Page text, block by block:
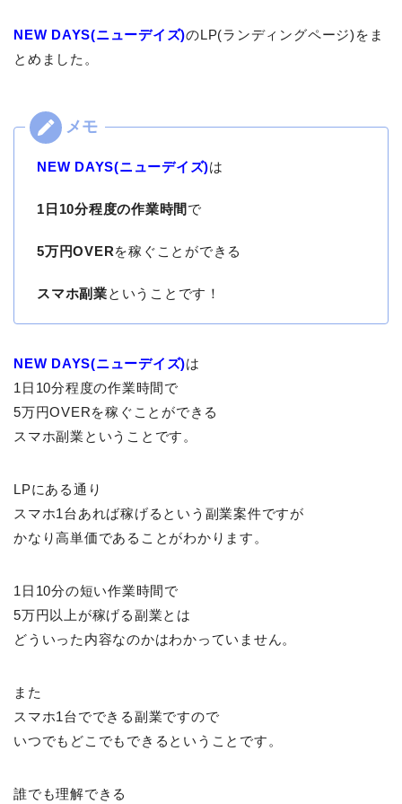
NEW DAYS(ニューデイズ)のLP(ランディングページ)をま
とめました。
NEW DAYS(ニューデイズ)は
1日10分程度の作業時間 で
5万円OVERを稼ぐことができる
スマホ副業ということです！
NEW DAYS(ニューデイズ)は
1日10分程度の作業時間で
5万円OVERを稼ぐことができる
スマホ副業ということです。
LPにある通り
スマホ1台あれば稼げるという副業案件ですが
かなり高単価であることがわかります。
1日10分の短い作業時間で
5万円以上が稼げる副業とは
どういった内容なのかはわかっていません。
また
スマホ1台でできる副業ですので
いつでもどこでもできるということです。
誰でも理解できる